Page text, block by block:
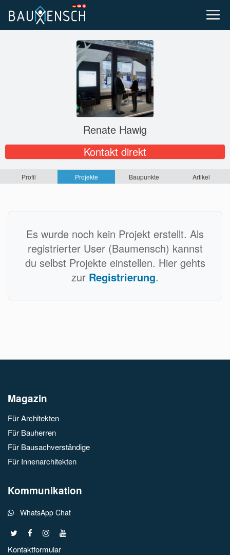
Renate Hawig
Kontakt direkt
Profil Projekte Baupunkte Artikel
Es wurde noch kein Projekt erstellt. Als
registrierter User (Baumensch) kannst
du selbst Projekte einstellen. Hier gehts
zur Registrierung.
Magazin
Für Architekten
Für Bauherren
Für Bausachverständige
Für Innenarchitekten
Kommunikation
WhatsApp Chat
Kontaktformular